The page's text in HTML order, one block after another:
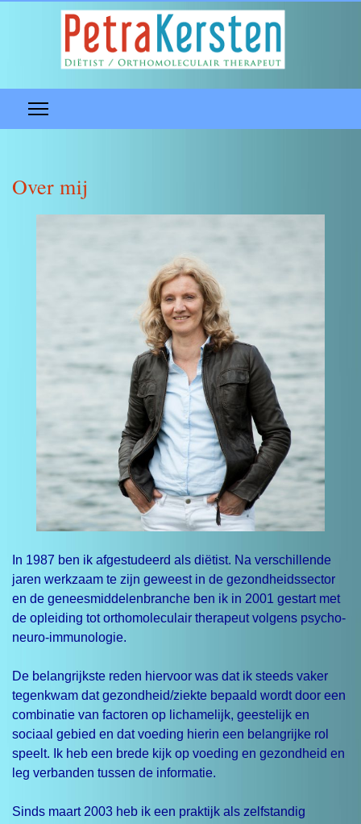
Over mij
In 1987 ben ik afgestudeerd als diëtist. Na verschillende
jaren werkzaam te zijn geweest in de gezondheidssector
en de geneesmiddelenbranche ben ik in 2001 gestart met
de opleiding tot orthomoleculair therapeut volgens psycho-
neuro-immunologie.
De belangrijkste reden hiervoor was dat ik steeds vaker
tegenkwam dat gezondheid/ziekte bepaald wordt door een
combinatie van factoren op lichamelijk, geestelijk en
sociaal gebied en dat voeding hierin een belangrijke rol
speelt. Ik heb een brede kijk op voeding en gezondheid en
leg verbanden tussen de informatie.
Sinds maart 2003 heb ik een praktijk als zelfstandig